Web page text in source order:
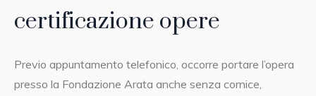
certificazione opere
Previo appuntamento telefonico, occorre portare l’opera
presso la Fondazione Arata anche senza cornice,